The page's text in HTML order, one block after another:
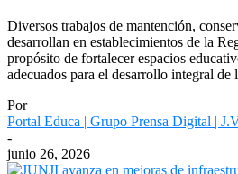
Diversos trabajos de mantención,
desarrollan en establecimientos de la
propósito de fortalecer espacios
adecuados para el desarrollo integral de
Por
Portal Educa | Grupo Prensa Digital |
-
junio 26, 2026